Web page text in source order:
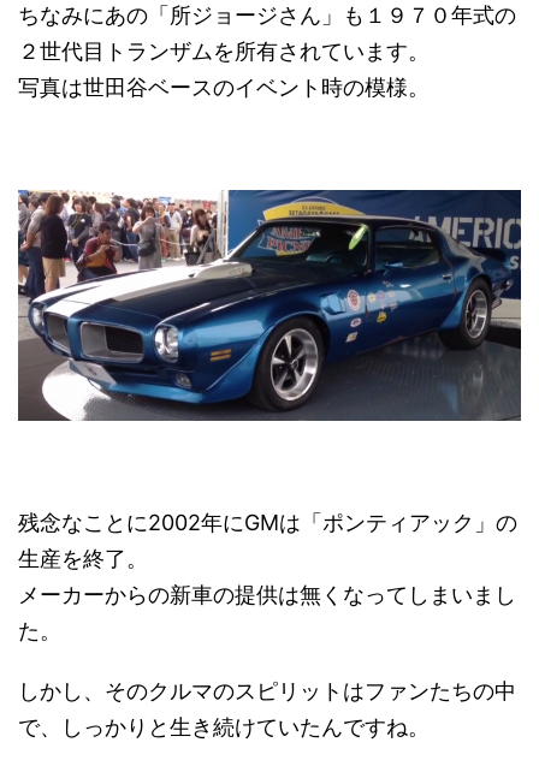
ちなみにあの「所ジョージさん」も１９７０年式の
２世代目トランザムを所有されています。
写真は世田谷ベースのイベント時の模様。
残念なことに2002年にGMは「ポンティアック」の
生産を終了。
メーカーからの新車の提供は無くなってしまいまし
た。
しかし、そのクルマのスピリットはファンたちの中
で、しっかりと生き続けていたんですね。